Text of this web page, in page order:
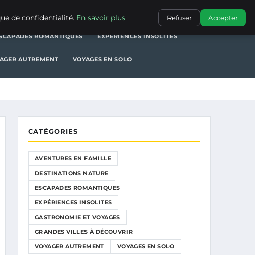
EXPÉRIENCES INSOLITES
ROMANTIQUES EXPÉRIENCES INSOLITES
AUTREMENT VOYAGES EN SOLO
CATÉGORIES
AVENTURES EN FAMILLE
DESTINATIONS NATURE
ESCAPADES ROMANTIQUES
EXPÉRIENCES INSOLITES
GASTRONOMIE ET VOYAGES
GRANDES VILLES À DÉCOUVRIR
VOYAGER AUTREMENT VOYAGES EN SOLO
de confidentialité. En savoir plus Refuser Accepter